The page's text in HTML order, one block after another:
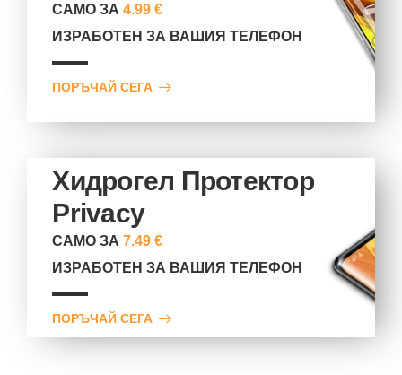
САМО ЗА4.99 €
ИЗРАБОТЕН ЗА ВАШИЯ ТЕЛЕФОН
ПОРЪЧАЙ СЕГА
Хидрогел Протектор
Privacy
САМО ЗА7.49 €
ИЗРАБОТЕН ЗА ВАШИЯ ТЕЛЕФОН
ПОРЪЧАЙ СЕГА